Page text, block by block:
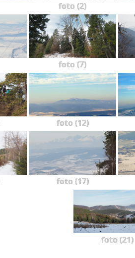
foto (2)
foto (7)
foto (12)
foto (17)
foto (21)